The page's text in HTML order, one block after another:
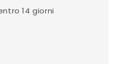
14 giorni